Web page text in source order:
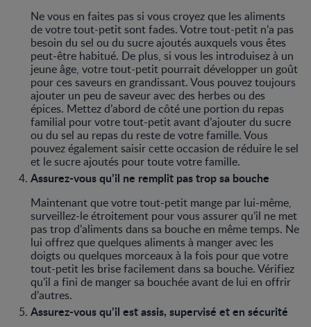
Ne vous en faites pas si vous croyez que les aliments
de votre tout-petit sont fades. Votre tout-petit n’a pas
besoin du sel ou du sucre ajoutés auxquels vous êtes
peut-être habitué. De plus, si vous les introduisez à un
jeune âge, votre tout-petit pourrait développer un goût
pour ces saveurs en grandissant. Vous pouvez toujours
ajouter un peu de saveur avec des herbes ou des
épices. Mettez d’abord de côté une portion du repas
familial pour votre tout-petit avant d’ajouter du sucre
ou du sel au repas du reste de votre famille. Vous
pouvez également saisir cette occasion de réduire le sel
et le sucre ajoutés pour toute votre famille.
Assurez-vous qu’il ne remplit pas trop sa bouche
Maintenant que votre tout-petit mange par lui-même,
surveillez-le étroitement pour vous assurer qu’il ne met
pas trop d’aliments dans sa bouche en même temps. Ne
lui offrez que quelques aliments à manger avec les
doigts ou quelques morceaux à la fois pour que votre
tout-petit les brise facilement dans sa bouche. Vérifiez
qu’il a fini de manger sa bouchée avant de lui en offrir
d’autres.
Assurez-vous qu’il est assis, supervisé et en sécurité